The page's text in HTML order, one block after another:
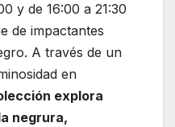
y de 16:00 a 21:30
de impactantes
A través de un
en
explora
negrura,